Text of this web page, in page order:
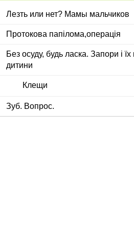
Лезть или нет? Мамы мальчиков
Протокова папілома,операція
Без осуду, будь ласка. Запори і їх
дитини
Клещи
Зуб. Вопрос.